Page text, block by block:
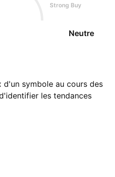
Strong Buy
Neutre
symbole au cours des
les tendances